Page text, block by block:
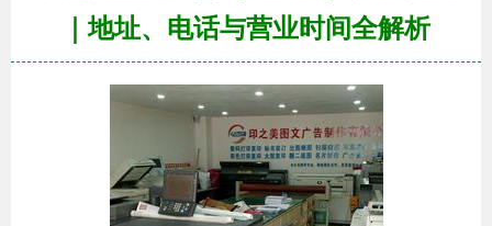
｜地址、电话与营业时间全解析